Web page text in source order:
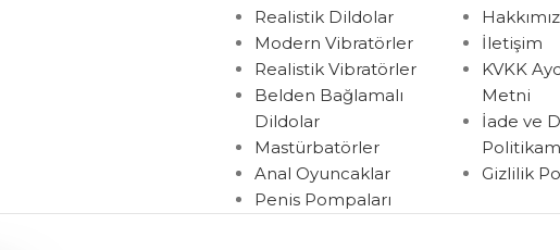
Realistik Dildolar
Modern Vibratörler
Realistik Vibratörler
Belden Bağlamalı
Dildolar
Mastürbatörler
Anal Oyuncaklar
Penis Pompaları
İletişim
KVKK
Metni
İade ve
Gizlilik